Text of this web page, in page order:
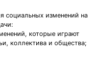
социальных изменений на
которые играют
коллектива и общества;